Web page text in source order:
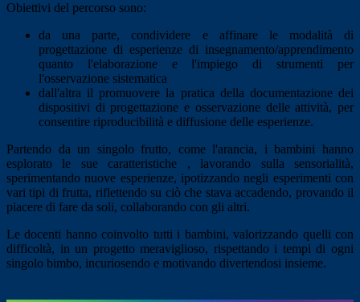
Obiettivi del percorso sono:
da una parte, condividere e affinare le modalità di
progettazione di esperienze di insegnamento/apprendimento
quanto l'elaborazione e l'impiego di strumenti per
l'osservazione sistematica
dall'altra il promuovere la pratica della documentazione dei
dispositivi di progettazione e osservazione delle attività, per
consentire riproducibilità e diffusione delle esperienze.
Partendo da un singolo frutto, come l'arancia, i bambini hanno
esplorato le sue caratteristiche , lavorando sulla sensorialità,
sperimentando nuove esperienze, ipotizzando negli esperimenti con
vari tipi di frutta, riflettendo su ciò che stava accadendo, provando il
piacere di fare da soli, collaborando con gli altri.
Le docenti hanno coinvolto tutti i bambini, valorizzando quelli con
difficoltà, in un progetto meraviglioso, rispettando i tempi di ogni
singolo bimbo, incuriosendo e motivando divertendosi insieme.